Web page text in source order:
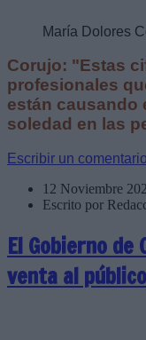
María Dolores
Corujo: "Estas
profesionales
están causando
soledad en las
Escribir un comentario
12 Noviembre
Escrito por
El Gobierno
venta al público